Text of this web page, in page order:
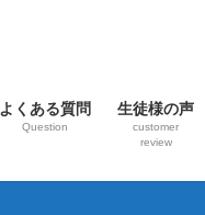
よくある質問
Question
生徒様の声
customer
review